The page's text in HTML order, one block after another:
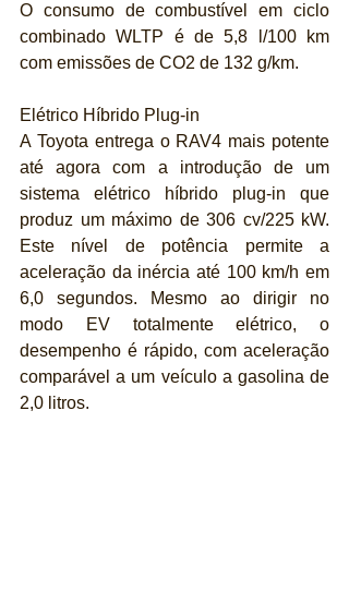
O consumo de combustível em ciclo
combinado WLTP é de 5,8 l/100 km
com emissões de CO2 de 132 g/km.
Elétrico Híbrido Plug-in
A Toyota entrega o RAV4 mais potente
até agora com a introdução de um
sistema elétrico híbrido plug-in que
produz um máximo de 306 cv/225 kW.
Este nível de potência permite a
aceleração da inércia até 100 km/h em
6,0 segundos. Mesmo ao dirigir no
modo EV totalmente elétrico, o
desempenho é rápido, com aceleração
comparável a um veículo a gasolina de
2,0 litros.